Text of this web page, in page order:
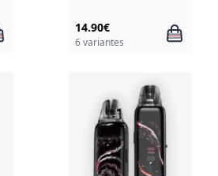
14.90€
6 variantes